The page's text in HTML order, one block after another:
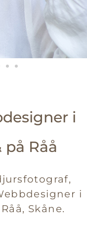
i
Råå
i
Skåne.